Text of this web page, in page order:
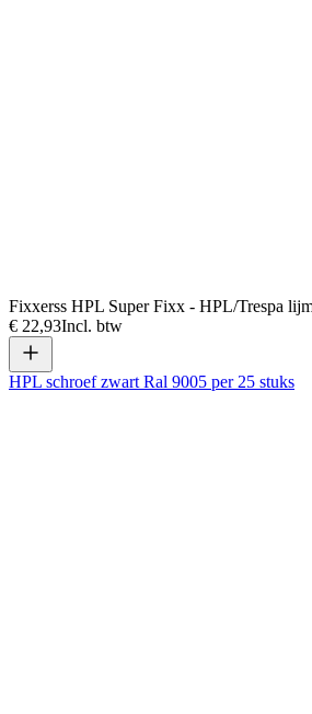
Fixxerss HPL Super Fixx - HPL/Trespa
€ 22,93Incl. btw
HPL schroef zwart Ral 9005 per 25 stuks